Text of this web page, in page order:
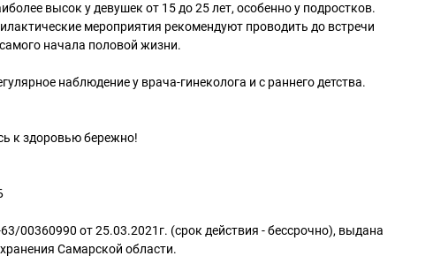
высок у девушек от 15 до 25 лет, особенно у подростков.
мероприятия рекомендуют проводить до встречи
начала половой жизни.
наблюдение у врача-гинеколога и с раннего детства.
к здоровью бережно!
00360990 от 25.03.2021г. (срок действия - бессрочно), выдана
Самарской области.